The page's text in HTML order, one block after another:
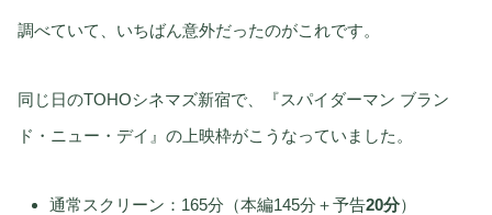
調べていて、いちばん意外だったのがこれです。
同じ日のTOHOシネマズ新宿で、『スパイダーマン ブラン
ド・ニュー・デイ』の上映枠がこうなっていました。
通常スクリーン：165分（本編145分＋予告20分）